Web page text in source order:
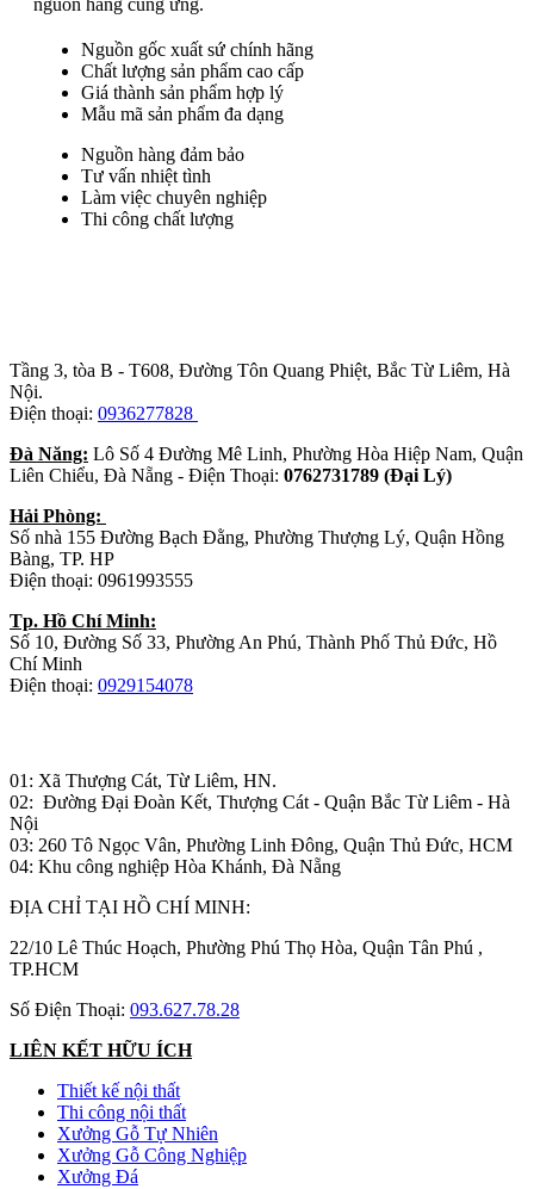
nguồn hàng cung ứng.
Nguồn gốc xuất sứ chính hãng
Chất lượng sản phẩm cao cấp
Giá thành sản phẩm hợp lý
Mẫu mã sản phẩm đa dạng
Nguồn hàng đảm bảo
Tư vấn nhiệt tình
Làm việc chuyên nghiệp
Thi công chất lượng
Tầng 3, tòa B - T608, Đường Tôn Quang Phiệt, Bắc Từ Liêm, Hà
Nội.
Điện thoại: 0936277828
Đà Năng: Lô Số 4 Đường Mê Linh, Phường Hòa Hiệp Nam, Quận
Liên Chiểu, Đà Nẵng - Điện Thoại: 0762731789 (Đại Lý)
Hải Phòng:
Số nhà 155 Đường Bạch Đằng, Phường Thượng Lý, Quận Hồng
Bàng, TP. HP
Điện thoại: 0961993555
Tp. Hồ Chí Minh:
Số 10, Đường Số 33, Phường An Phú, Thành Phố Thủ Đức, Hồ
Chí Minh
Điện thoại: 0929154078
01: Xã Thượng Cát, Từ Liêm, HN.
02: Đường Đại Đoàn Kết, Thượng Cát - Quận Bắc Từ Liêm - Hà
Nội
03: 260 Tô Ngọc Vân, Phường Linh Đông, Quận Thủ Đức, HCM
04: Khu công nghiệp Hòa Khánh, Đà Nẵng
ĐỊA CHỈ TẠI HỒ CHÍ MINH:
22/10 Lê Thúc Hoạch, Phường Phú Thọ Hòa, Quận Tân Phú ,
TP.HCM
Số Điện Thoại: 093.627.78.28
LIÊN KẾT HỮU ÍCH
Thiết kế nội thất
Thi công nội thất
Xưởng Gỗ Tự Nhiên
Xưởng Gỗ Công Nghiệp
Xưởng Đá